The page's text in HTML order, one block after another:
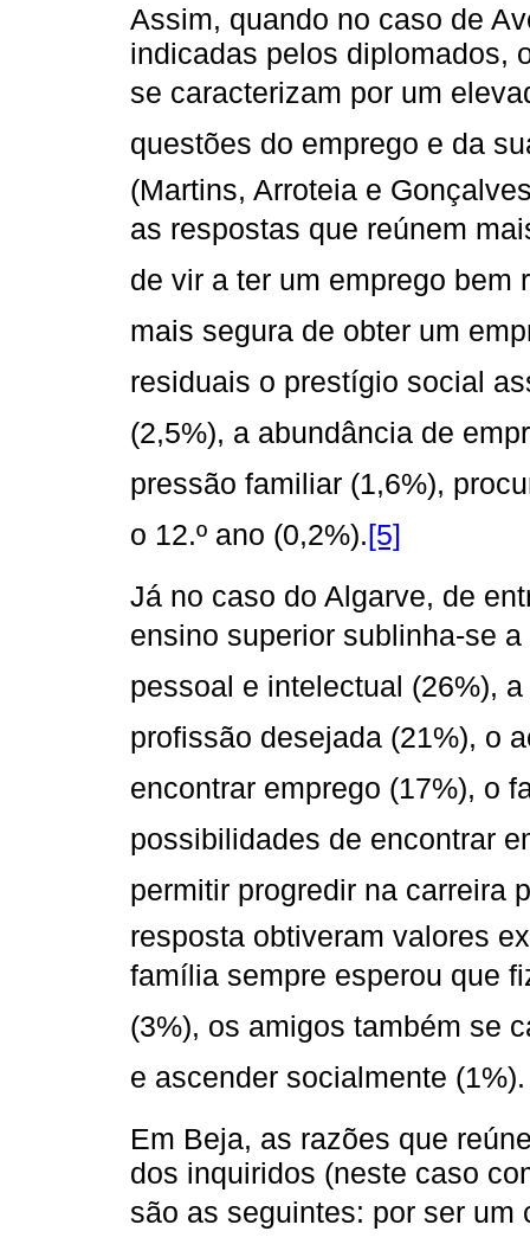
Assim, quando no caso de
indicadas pelos diplomados,
se caracterizam por um
questões do emprego e da
(Martins, Arroteia e
as respostas que reúnem
de vir a ter um emprego bem
mais segura de obter um
residuais o prestígio social
(2,5%), a abundância de
pressão familiar (1,6%),
o 12.º ano (0,2%).[5]
Já no caso do Algarve, de
ensino superior sublinha-se a
pessoal e intelectual (26%),
profissão desejada (21%), o
encontrar emprego (17%), o
possibilidades de encontrar
permitir progredir na carreira
resposta obtiveram valores
família sempre esperou que
(3%), os amigos também se
e ascender socialmente (1%).
Em Beja, as razões que
dos inquiridos (neste caso
são as seguintes: por ser